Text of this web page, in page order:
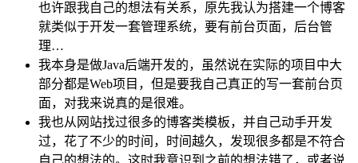
也许跟我自己的想法有关系，原先我认为搭建一个博客
就类似于开发一套管理系统，要有前台页面，后台管
理…
我本身是做Java后端开发的，虽然说在实际的项目中大
部分都是Web项目，但是要我自己真正的写一套前台页
面，对我来说真的是很难。
我也从网站找过很多的博客类模板，并自己动手开发
过，花了不少的时间，时间越久，发现很多都是不符合